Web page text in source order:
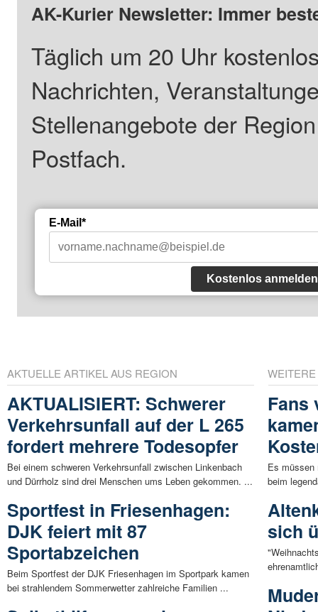
AK-Kurier Newsletter: Immer
Täglich um 20 Uhr
Nachrichten,
Stellenangebote der
Postfach.
E-Mail*
Kostenlos anmelden
AKTUELLE ARTIKEL AUS REGION
AKTUALISIERT: Schwerer
Verkehrsunfall auf der L 265
fordert mehrere Todesopfer
Bei einem schweren Verkehrsunfall zwischen Linkenbach
und Dürrholz sind drei Menschen ums Leben gekommen. ...
Sportfest in Friesenhagen:
DJK feiert mit 87
Sportabzeichen
Beim Sportfest der DJK Friesenhagen im Sportpark kamen
bei strahlendem Sommerwetter zahlreiche Familien ...
Fans
Es müssen
beim
sich